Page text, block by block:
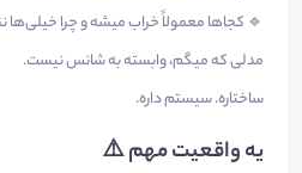
🔹 کجاها معمولاً خراب میشه و چرا خیلی‌ها
مدلی که میگم، وابسته به شانس نیست.
ساختاره. سیستم داره.
یه واقعیت مهم ⚠️